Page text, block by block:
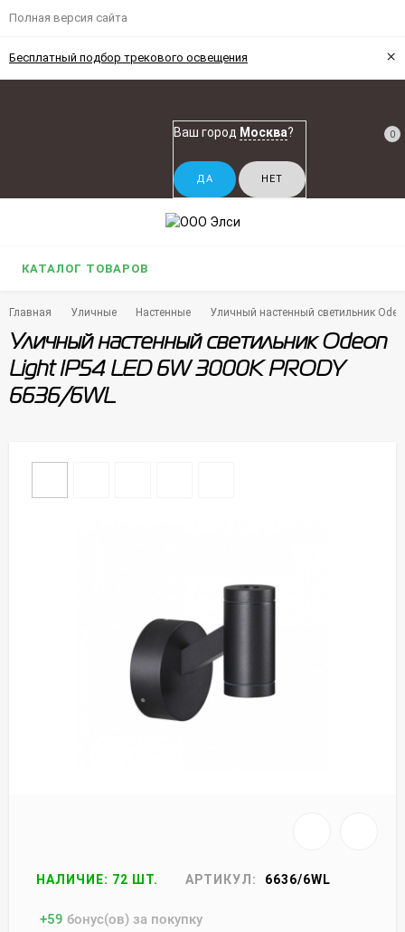
Полная версия сайта
Бесплатный подбор трекового освещения ×
Ваш город Москва? 0
КАТАЛОГ ТОВАРОВ
Главная Уличные Настенные Уличный настенный светильник
Уличный настенный светильник Odeon
Light IP54 LED 6W 3000K PRODY
6636/6WL
НАЛИЧИЕ: 72 ШТ. АРТИКУЛ: 6636/6WL
+59 бонус(ов) за покупку